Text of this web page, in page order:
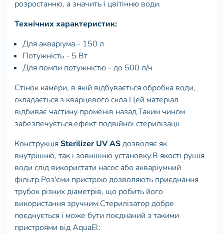
розростанню, а значить і цвітінню води.
Технічних характеристик:
Для акваріума - 150 л
Потужність - 5 Вт
Для помпи потужністю - до 500 л/ч
Стінок камери, в якій відбувається обробка води,
складається з кварцевого скла.Цей матеріал
відбиває частину променів назад.Таким чином
забезпечується ефект подвійної стерилізації.
КонструкціяSterilizer UV ASдозволяє як
внутрішню, так і зовнішню установку.В якості рушія
води слід використати насос або акваріумний
фільтр.Роз'єми пристрою дозволяють приєднання
трубок різних діаметрів, що робить його
використання зручним.Стерилізатор добре
поєднується і може бути поєднаний з такими
пристроями від AquaEl: